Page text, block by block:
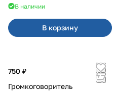
В наличии
В корзину
750 ₽
Громкоговоритель